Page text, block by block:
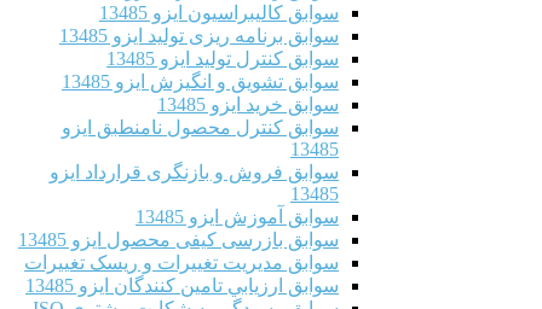
سوابق كاليبراسيون ایزو 13485
سوابق برنامه ریزی تولید ایزو 13485
سوابق کنترل تولید ایزو 13485
سوابق تشویق و انگیزش ایزو 13485
سوابق خرید ایزو 13485
سوابق کنترل محصول نامنطبق ایزو
13485
سوابق فروش و بازنگری قرارداد ایزو
13485
سوابق آموزش ایزو 13485
سوابق بازرسی کیفی محصول ایزو 13485
سوابق مدیریت تغییرات و ریسک تغییرات
سوابق ارزيابي تامين كنندگان ایزو 13485